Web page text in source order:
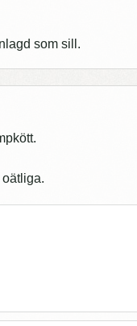
som sill.